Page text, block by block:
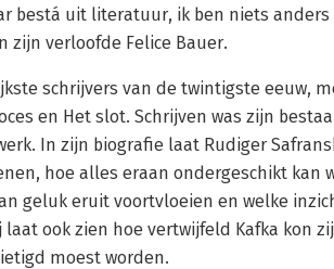
bestá uit literatuur, ik ben niets
zijn verloofde Felice Bauer.
schrijvers van de twintigste eeuw,
en Het slot. Schrijven was zijn
In zijn biografie laat Rudiger
hoe alles eraan ondergeschikt kan
geluk eruit voortvloeien en welke
ook zien hoe vertwijfeld Kafka kon
moest worden.